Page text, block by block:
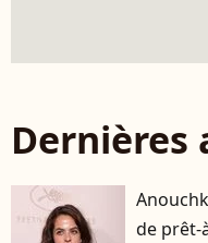
Dernières
de prêt-